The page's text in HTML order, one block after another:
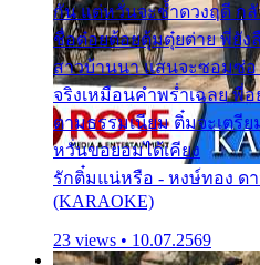
กัน แต่หวั่นจะช้ำดวงฤดี ก
ชื่อต๋อยต้อยตุ้มตุ๋ยต่าย พี่ยัง
สาวบ้านนา แสนจะซอมซ่
จริงเหมือนคำพร่ำเฉลย พี่
ตามธรรมเนียม ติ๋มจะเตรี
หวั่นขอยอมได้เคียง
รักติ๋มแน่หรือ - หงษ์ทอง ด
(KARAOKE)
23 views • 10.07.2569